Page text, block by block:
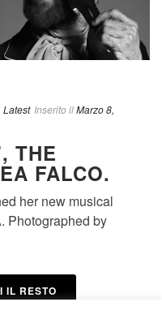
Latest Inserito ilMarzo 8,
THE
FALCO.
her new musical
Photographed by
IL RESTO